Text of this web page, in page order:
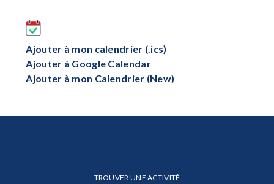
Ajouter à mon calendrier (.ics)
Ajouter à Google Calendar
Ajouter à mon Calendrier (New)
TROUVER UNE ACTIVITÉ